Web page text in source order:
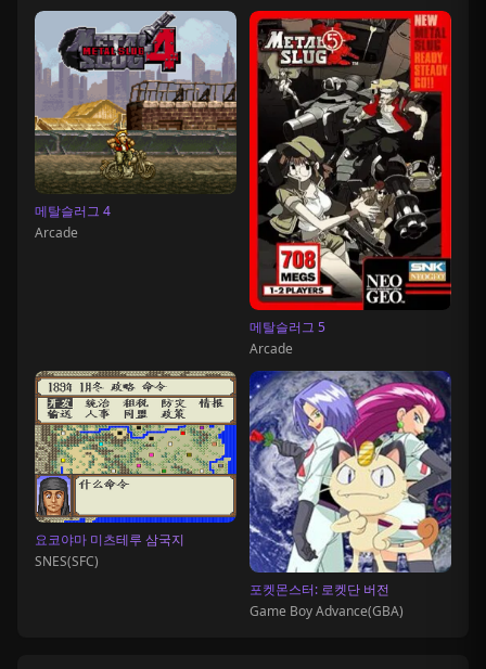
메탈슬러그 4
Arcade
메탈슬러그 5
Arcade
요코야마 미츠테루 삼국지
SNES(SFC)
포켓몬스터: 로켓단 버전
Game Boy Advance(GBA)